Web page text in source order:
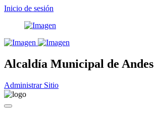
Inicio de sesión
Alcaldía Municipal de Andes
Administrar Sitio